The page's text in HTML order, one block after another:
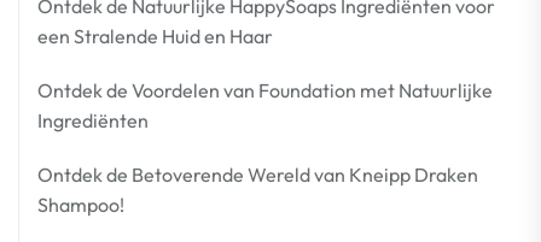
Ontdek de Natuurlijke HappySoaps Ingrediënten voor
een Stralende Huid en Haar
Ontdek de Voordelen van Foundation met Natuurlijke
Ingrediënten
Ontdek de Betoverende Wereld van Kneipp Draken
Shampoo!